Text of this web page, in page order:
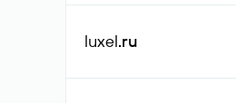
luxel.ru